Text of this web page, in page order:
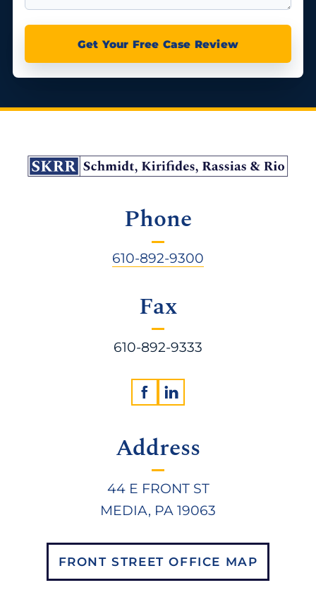
Get Your Free Case Review
Address
44 E FRONT ST
MEDIA, PA 19063
FRONT STREET OFFICE MAP
Phone
610-892-9300
Fax
610-892-9333